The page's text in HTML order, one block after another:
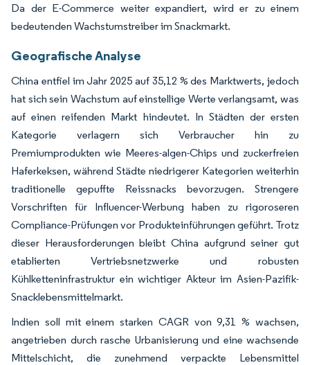
Da der E-Commerce weiter expandiert, wird er zu einem
bedeutenden Wachstumstreiber im Snackmarkt.
Geografische Analyse
China entfiel im Jahr 2025 auf 35,12 % des Marktwerts, jedoch
hat sich sein Wachstum auf einstellige Werte verlangsamt, was
auf einen reifenden Markt hindeutet. In Städten der ersten
Kategorie verlagern sich Verbraucher hin zu
Premiumprodukten wie Meeres-algen-Chips und zuckerfreien
Haferkeksen, während Städte niedrigerer Kategorien weiterhin
traditionelle gepuffte Reissnacks bevorzugen. Strengere
Vorschriften für Influencer-Werbung haben zu rigoroseren
Compliance-Prüfungen vor Produkteinführungen geführt. Trotz
dieser Herausforderungen bleibt China aufgrund seiner gut
etablierten Vertriebsnetzwerke und robusten
Kühlketteninfrastruktur ein wichtiger Akteur im Asien-Pazifik-
Snacklebensmittelmarkt.
Indien soll mit einem starken CAGR von 9,31 % wachsen,
angetrieben durch rasche Urbanisierung und eine wachsende
Mittelschicht, die zunehmend verpackte Lebensmittel